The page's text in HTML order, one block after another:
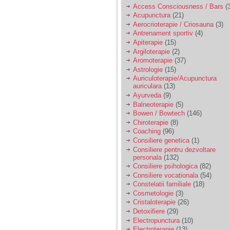
Am 14 ani si o mare
problema. Acum 8 luni
am inceput o relatie
cu un baiat in varsta
de 20 de ani, m-a
cucerit cu vorbe dulci,
cadouri, promisiuni de
casatorie, asa ca m-
am culcat cu el si in
scurt timp am ramas
insarcinata. El cand a
aflat a plecat in afara,
la munca, si a rupt
orice legatura cu
mine. Mama m-a batut
si m-a jignit in ultimul
hal, ba chiar m-a fortat
sa stau sa imi
introduca coada de
mop in vagin.
Am 20 ani si am avut
o viata foarte grea. O
familie care nu m-a
crescut cum trebuie,
Access Consciousness / Bars
Acupunctura(21)
Aerocrioterapie / Criosauna (3)
Antrenament sportiv (4)
Apiterapie (15)
Argiloterapie (2)
Aromoterapie (37)
Astrologie (15)
Auriculoterapie/Acupunctura
auriculara(13)
Ayurveda (9)
Balneoterapie (5)
Bowen / Bowtech (146)
Chiroterapie (8)
Coaching (96)
Consiliere genetica (1)
Consiliere pentru dezvoltare
personala (132)
Consiliere psihologica(82)
Consiliere vocationala (54)
Constelatii familiale (18)
Cosmetologie (3)
Cristaloterapie (26)
Detoxifiere (29)
Electropunctura (10)